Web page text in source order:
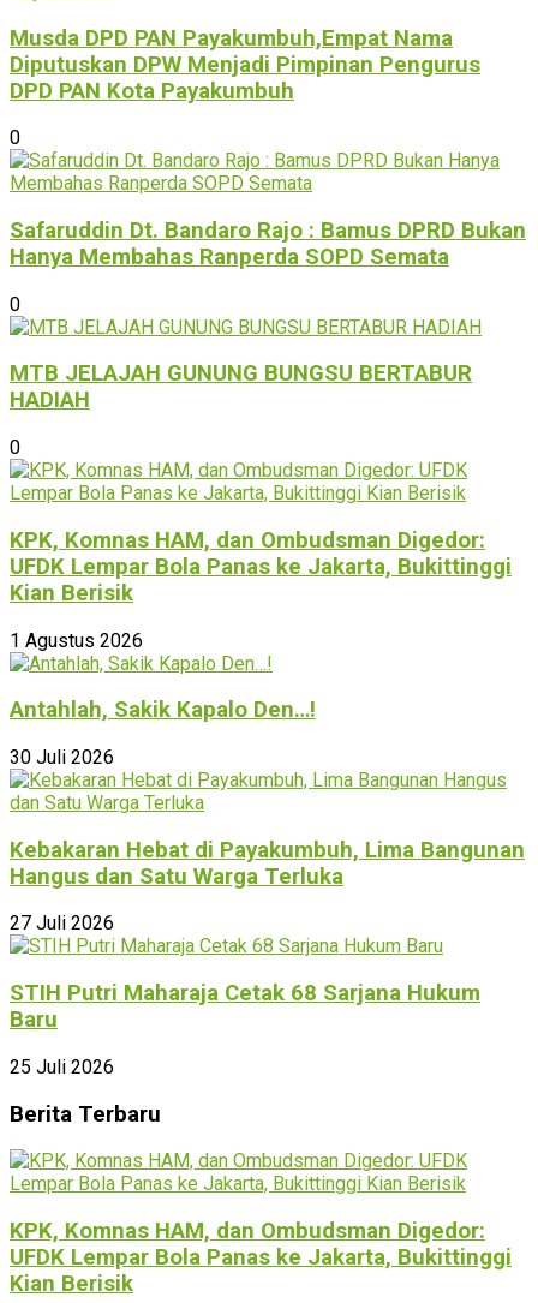
Musda DPD PAN Payakumbuh,Empat Nama
Diputuskan DPW Menjadi Pimpinan Pengurus
DPD PAN Kota Payakumbuh
0
Safaruddin Dt. Bandaro Rajo : Bamus DPRD Bukan
Hanya Membahas Ranperda SOPD Semata
0
MTB JELAJAH GUNUNG BUNGSU BERTABUR
HADIAH
0
KPK, Komnas HAM, dan Ombudsman Digedor:
UFDK Lempar Bola Panas ke Jakarta, Bukittinggi
Kian Berisik
1 Agustus 2026
Antahlah, Sakik Kapalo Den…!
30 Juli 2026
Kebakaran Hebat di Payakumbuh, Lima Bangunan
Hangus dan Satu Warga Terluka
27 Juli 2026
STIH Putri Maharaja Cetak 68 Sarjana Hukum
Baru
25 Juli 2026
Berita Terbaru
KPK, Komnas HAM, dan Ombudsman Digedor:
UFDK Lempar Bola Panas ke Jakarta, Bukittinggi
Kian Berisik